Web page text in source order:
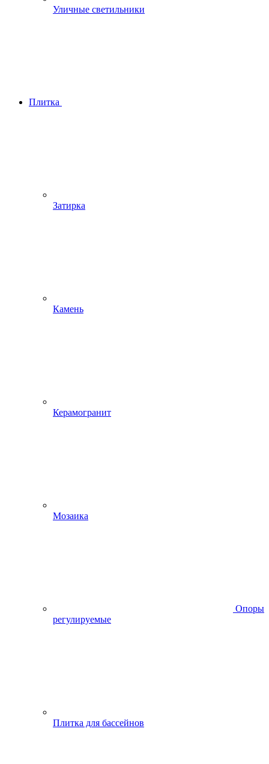
Уличные светильники
Плитка
Затирка
Камень
Керамогранит
Мозаика
Опоры
регулируемые
Плитка для бассейнов